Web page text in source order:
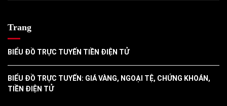
Trang
BIỂU ĐỒ TRỰC TUYẾN TIỀN ĐIỆN TỬ
BIỂU ĐỒ TRỰC TUYẾN: GIÁ VÀNG, NGOẠI TỆ, CHỨNG KHOÁN,
TIỀN ĐIỆN TỬ